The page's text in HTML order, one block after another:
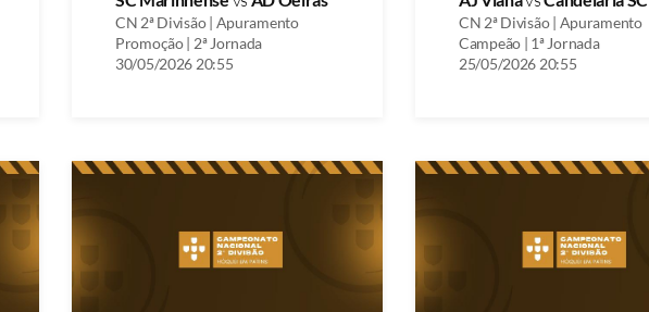
CN 2ª Divisão | Apuramento
Promoção | 2ª Jornada
30/05/2026 20:55
CN 2ª Divisão | Apuramento
Campeão | 1ª Jornada
25/05/2026 20:55